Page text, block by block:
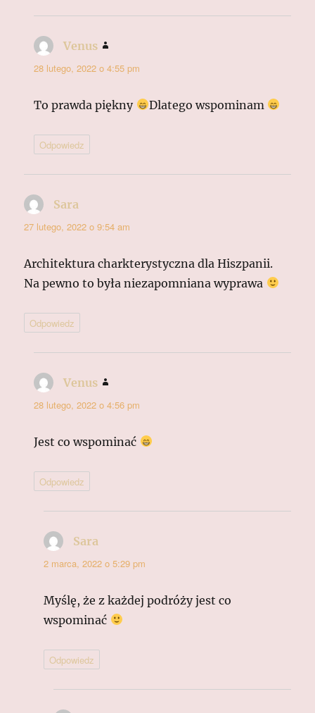
Venus
28 lutego, 2022 o 4:55 pm
To prawda piękny Dlatego wspominam
Odpowiedz
Sara
27 lutego, 2022 o 9:54 am
Architektura charkterystyczna dla Hiszpanii.
Na pewno to była niezapomniana wyprawa
Odpowiedz
Venus
28 lutego, 2022 o 4:56 pm
Jest co wspominać
Odpowiedz
Sara
2 marca, 2022 o 5:29 pm
Myślę, że z każdej podróży jest co
wspominać
Odpowiedz